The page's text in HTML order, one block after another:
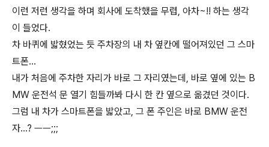
이런 저런 생각을 하며 회사에 도착했을 무렵, 아차~!! 하는 생각
이 들었다.
차 바퀴에 밟혔었는 듯 주차장의 내 차 옆칸에 떨어져있던 그 스마
트폰...
내가 처음에 주차한 자리가 바로 그 자리였는데, 바로 옆에 있는 B
MW 운전석 문 열기 힘들까봐 다시 한 칸 옆으로 옮겼던 것이다.
그럼 내 차가 스마트폰을 밟았고, 그 폰 주인은 바로 BMW 운전
자...? ㅡㅡ;;;